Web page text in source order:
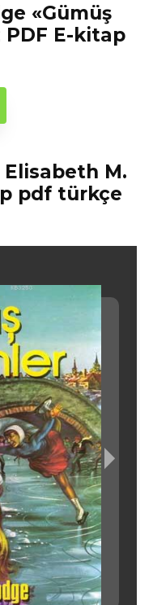
«Gümüş
E-kitap
M.
pdf türkçe